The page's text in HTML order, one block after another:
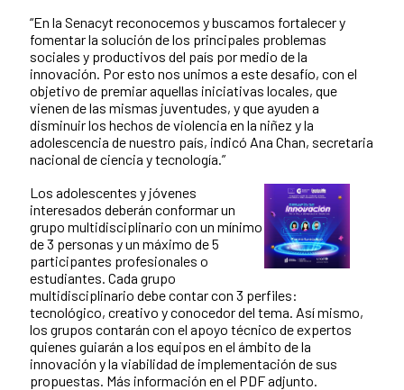
“En la Senacyt reconocemos y buscamos fortalecer y
fomentar la solución de los principales problemas
sociales y productivos del país por medio de la
innovación. Por esto nos unimos a este desafío, con el
objetivo de premiar aquellas iniciativas locales, que
vienen de las mismas juventudes, y que ayuden a
disminuir los hechos de violencia en la niñez y la
adolescencia de nuestro país, indicó Ana Chan, secretaria
nacional de ciencia y tecnología.”
Los adolescentes y jóvenes
interesados deberán conformar un
grupo multidisciplinario con un mínimo
de 3 personas y un máximo de 5
participantes profesionales o
estudiantes. Cada grupo
multidisciplinario debe contar con 3 perfiles:
tecnológico, creativo y conocedor del tema. Así mismo,
los grupos contarán con el apoyo técnico de expertos
quienes guiarán a los equipos en el ámbito de la
innovación y la viabilidad de implementación de sus
propuestas. Más información en el PDF adjunto.